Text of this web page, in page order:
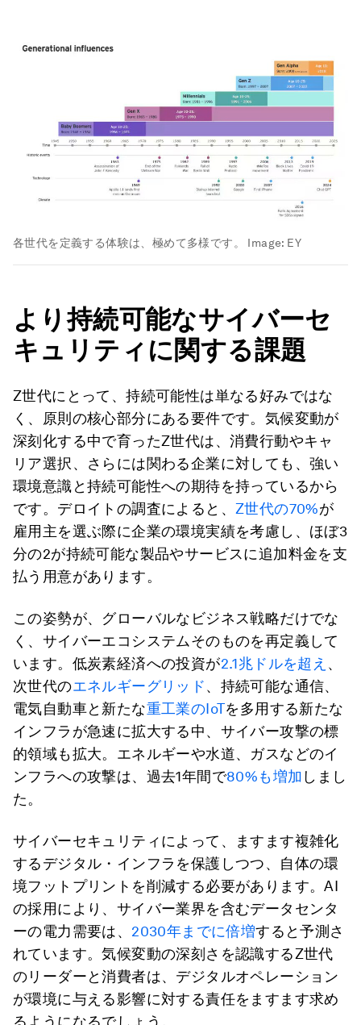
各世代を定義する体験は、極めて多様です。 Image: EY
より持続可能なサイバーセ
キュリティに関する課題
Z世代にとって、持続可能性は単なる好みではな
く、原則の核心部分にある要件です。気候変動が
深刻化する中で育ったZ世代は、消費行動やキャ
リア選択、さらには関わる企業に対しても、強い
環境意識と持続可能性への期待を持っているから
です。デロイトの調査によると、 Z世代の70%が
雇用主を選ぶ際に企業の環境実績を考慮し、ほぼ3
分の2が持続可能な製品やサービスに追加料金を支
払う用意があります。
この姿勢が、グローバルなビジネス戦略だけでな
く、サイバーエコシステムそのものを再定義して
います。低炭素経済への投資が2.1兆ドルを超え 、
次世代のエネルギーグリッド、持続可能な通信、
電気自動車と新たな重工業のIoTを多用する新たな
インフラが急速に拡大する中、サイバー攻撃の標
的領域も拡大。エネルギーや水道、ガスなどのイ
ンフラへの攻撃は、過去1年間で80%も増加 しまし
た。
サイバーセキュリティによって、ますます複雑化
するデジタル・インフラを保護しつつ、自体の環
境フットプリントを削減する必要があります。AI
の採用により、サイバー業界を含むデータセンタ
ーの電力需要は、 2030年までに倍増すると予測さ
れています。気候変動の深刻さを認識するZ世代
のリーダーと消費者は、デジタルオペレーション
が環境に与える影響に対する責任をますます求め
るようになるでしょう。